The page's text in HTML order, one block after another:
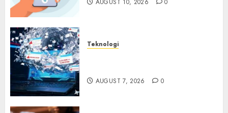
AUGUST 10, 2026 0
Teknologi
AUGUST 7, 2026 0